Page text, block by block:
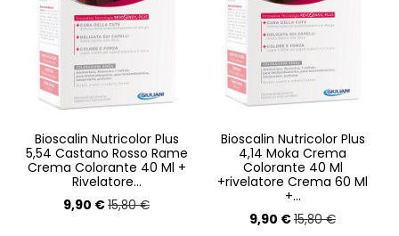
Bioscalin Nutricolor Plus
5,54 Castano Rosso Rame
Crema Colorante 40 Ml +
Rivelatore...
9,90 €15,80 €
Bioscalin Nutricolor Plus
4,14 Moka Crema
Colorante 40 Ml
+rivelatore Crema 60 Ml
+...
9,90 €15,80 €